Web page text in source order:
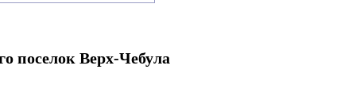
поселок Верх-Чебула